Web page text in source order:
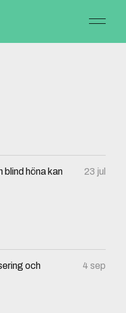
blind höna kan
23 jul
och
4 sep